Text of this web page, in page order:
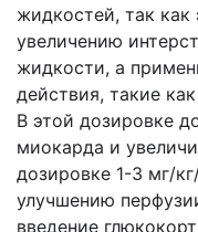
жидкостей, так
увеличению
жидкости, а
действия, такие
В этой дозировке
миокарда и
дозировке 1-3 мг/
улучшению
введение